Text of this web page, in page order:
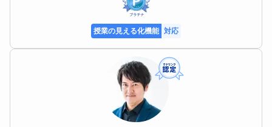
授業の見える化機能 対応